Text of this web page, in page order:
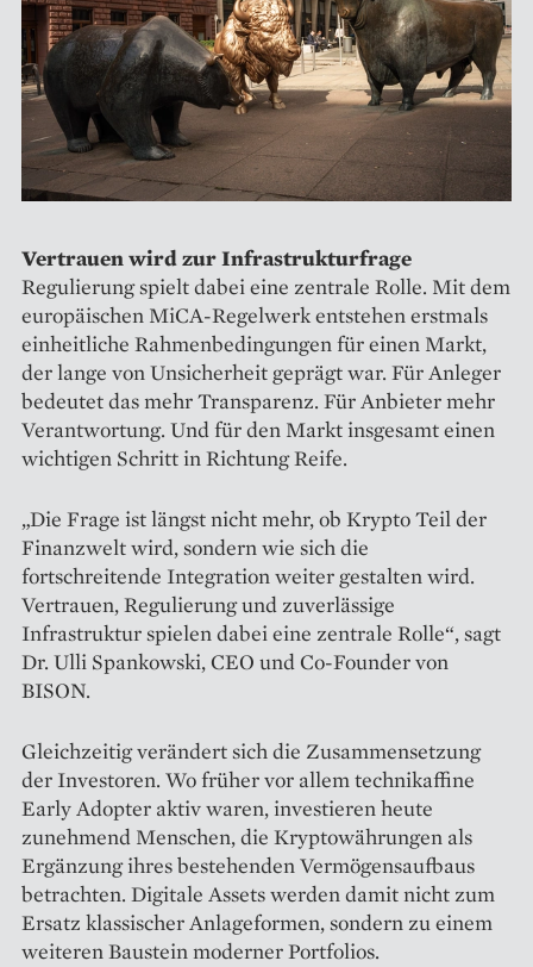
Vertrauen wird zur Infrastrukturfrage
Regulierung spielt dabei eine zentrale Rolle. Mit dem
europäischen MiCA-Regelwerk entstehen erstmals
einheitliche Rahmenbedingungen für einen Markt,
der lange von Unsicherheit geprägt war. Für Anleger
bedeutet das mehr Transparenz. Für Anbieter mehr
Verantwortung. Und für den Markt insgesamt einen
wichtigen Schritt in Richtung Reife.
„Die Frage ist längst nicht mehr, ob Krypto Teil der
Finanzwelt wird, sondern wie sich die
fortschreitende Integration weiter gestalten wird.
Vertrauen, Regulierung und zuverlässige
Infrastruktur spielen dabei eine zentrale Rolle“, sagt
Dr. Ulli Spankowski, CEO und Co-Founder von
BISON.
Gleichzeitig verändert sich die Zusammensetzung
der Investoren. Wo früher vor allem technikaffine
Early Adopter aktiv waren, investieren heute
zunehmend Menschen, die Kryptowährungen als
Ergänzung ihres bestehenden Vermögensaufbaus
betrachten. Digitale Assets werden damit nicht zum
Ersatz klassischer Anlageformen, sondern zu einem
weiteren Baustein moderner Portfolios.